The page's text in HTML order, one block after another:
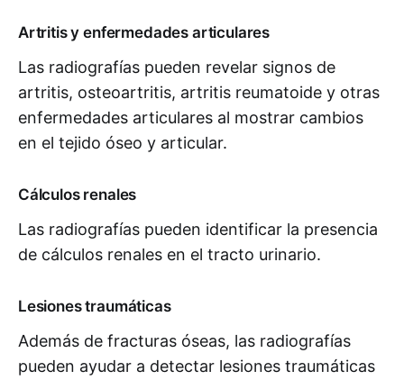
Artritis y enfermedades articulares
Las radiografías pueden revelar signos de
artritis, osteoartritis, artritis reumatoide y otras
enfermedades articulares al mostrar cambios
en el tejido óseo y articular.
Cálculos renales
Las radiografías pueden identificar la presencia
de cálculos renales en el tracto urinario.
Lesiones traumáticas
Además de fracturas óseas, las radiografías
pueden ayudar a detectar lesiones traumáticas